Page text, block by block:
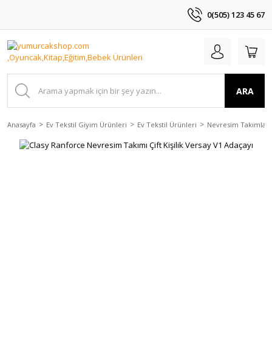
0(505) 123 45 67
ARA
Anasayfa Ev Tekstil Giyim Ürünleri Ev Tekstil Ürünleri Nevresim Takımları